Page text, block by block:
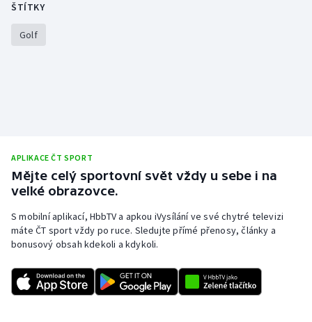
ŠTÍTKY
Golf
APLIKACE ČT SPORT
Mějte celý sportovní svět vždy u sebe i na
velké obrazovce.
S mobilní aplikací, HbbTV a apkou iVysílání ve své chytré televizi
máte ČT sport vždy po ruce. Sledujte přímé přenosy, články a
bonusový obsah kdekoli a kdykoli.